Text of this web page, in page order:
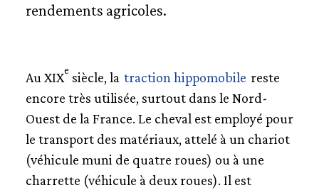
rendements agricoles.
Au XIXe siècle, la traction hippomobile reste
encore très utilisée, surtout dans le Nord-
Ouest de la France. Le cheval est employé pour
le transport des matériaux, attelé à un chariot
(véhicule muni de quatre roues) ou à une
charrette (véhicule à deux roues). Il est